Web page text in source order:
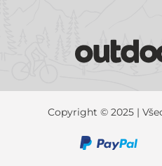
Copyright © 2025 |